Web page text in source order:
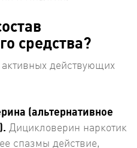
средства?
действующих
(альтернативное
Дицикловерин наркотик
спазмы действие,